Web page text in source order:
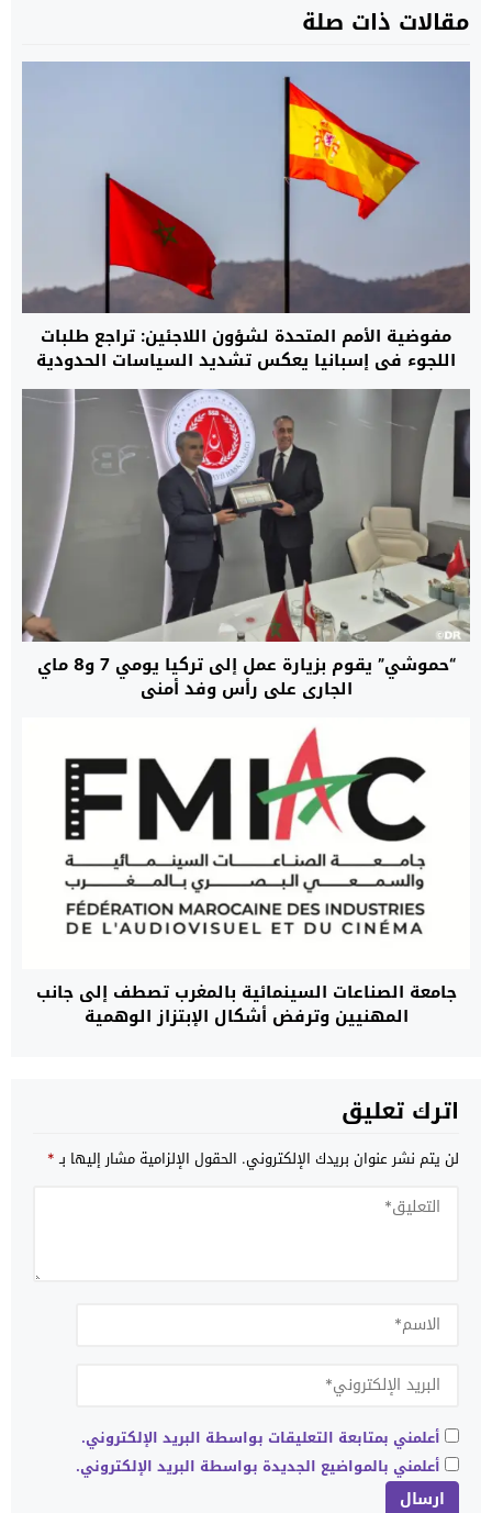
مقالات ذات صلة
مفوضية الأمم المتحدة لشؤون اللاجئين: تراجع طلبات
اللجوء في إسبانيا يعكس تشديد السياسات الحدودية
وتوسيع التعاون مع المغرب
“حموشي” يقوم بزيارة عمل إلى تركيا يومي 7 و8 ماي
الجاري على رأس وفد أمني
جامعة الصناعات السينمائية بالمغرب تصطف إلى جانب
المهنيين وترفض أشكال الإبتزاز الوهمية
اترك تعليق
لن يتم نشر عنوان بريدك الإلكتروني. الحقول الإلزامية مشار إليها بـ*
أعلمني بمتابعة التعليقات بواسطة البريد الإلكتروني.
أعلمني بالمواضيع الجديدة بواسطة البريد الإلكتروني.